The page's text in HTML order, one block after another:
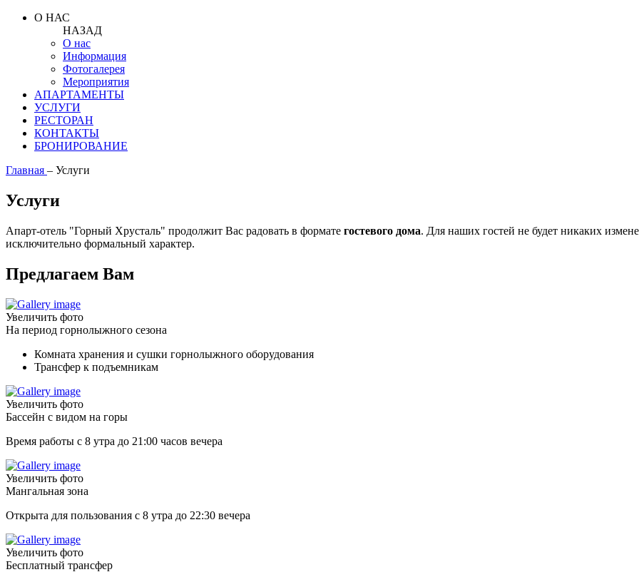
О НАС
НАЗАД
О нас
Информация
Фотогалерея
Мероприятия
АПАРТАМЕНТЫ
УСЛУГИ
РЕСТОРАН
КОНТАКТЫ
БРОНИРОВАНИЕ
Главная – Услуги
Услуги
Апарт-отель "Горный Хрусталь" продолжит Вас радовать в формате гостевого дома. Для наших гостей не будет никаких
исключительно формальный характер.
Предлагаем Вам
Увеличить фото
На период горнолыжного сезона
Комната хранения и сушки горнолыжного оборудования
Трансфер к подъемникам
Увеличить фото
Бассейн с видом на горы
Время работы с 8 утра до 21:00 часов вечера
Увеличить фото
Мангальная зона
Открыта для пользования с 8 утра до 22:30 вечера
Увеличить фото
Бесплатный трансфер